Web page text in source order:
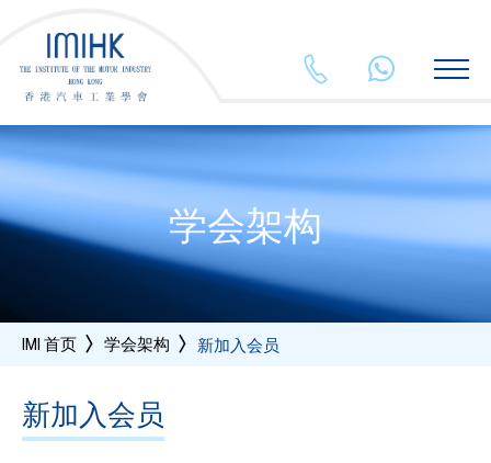
2625 5903+852
学会架构
IMI 首页 学会架构 新加入会员
新加入会员